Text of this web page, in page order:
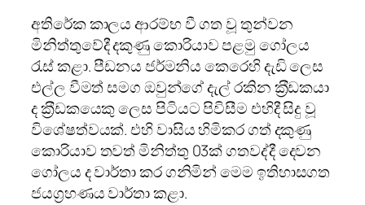
අතිරේක කාලය ආරම්භ වී ගත වූ තුන්වන
මිනිත්තුවේදී දකුණු කොරියාව පළමු ගෝලය
රැස් කළා. පීඩනය ජර්මනිය කෙරෙහි දැඩි ලෙස
එල්ල වීමත් සමග ඔවුන්ගේ දැල් රකින ක‍්‍රීඩකයා
ද ක‍්‍රීඩකයෙකු ලෙස පිටියට පිවිසීම එහිදී සිදු වූ
විශේෂත්වයක්. එහි වාසිය හිමිකර ගත් දකුණු
කොරියාව තවත් මිනිත්තු 03ක් ගතවද්දී දෙවන
ගෝලය ද වාර්තා කර ගනිමින් මෙම ඉතිහාසගත
ජයග‍්‍රහණය වාර්තා කළා.